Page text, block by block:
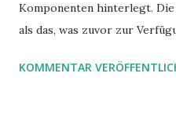
Komponenten hinterlegt.
als das, was zuvor zur
Stolperfallen. Hier ein
KOMMENTAR